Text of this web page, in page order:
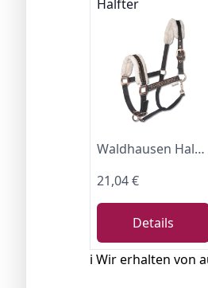
Halfter
Waldhausen Halfter Elegant, schwarz/roségold, WB
21,04 €
Details
ℹ️ Wir erhalten von